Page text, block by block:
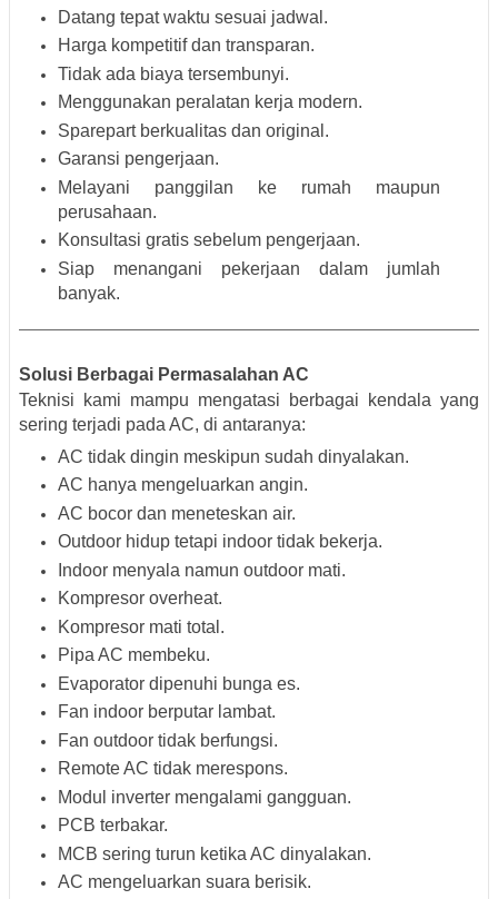
Datang tepat waktu sesuai jadwal.
Harga kompetitif dan transparan.
Tidak ada biaya tersembunyi.
Menggunakan peralatan kerja modern.
Sparepart berkualitas dan original.
Garansi pengerjaan.
Melayani panggilan ke rumah maupun
perusahaan.
Konsultasi gratis sebelum pengerjaan.
Siap menangani pekerjaan dalam jumlah
banyak.
Solusi Berbagai Permasalahan AC
Teknisi kami mampu mengatasi berbagai kendala yang
sering terjadi pada AC, di antaranya:
AC tidak dingin meskipun sudah dinyalakan.
AC hanya mengeluarkan angin.
AC bocor dan meneteskan air.
Outdoor hidup tetapi indoor tidak bekerja.
Indoor menyala namun outdoor mati.
Kompresor overheat.
Kompresor mati total.
Pipa AC membeku.
Evaporator dipenuhi bunga es.
Fan indoor berputar lambat.
Fan outdoor tidak berfungsi.
Remote AC tidak merespons.
Modul inverter mengalami gangguan.
PCB terbakar.
MCB sering turun ketika AC dinyalakan.
AC mengeluarkan suara berisik.